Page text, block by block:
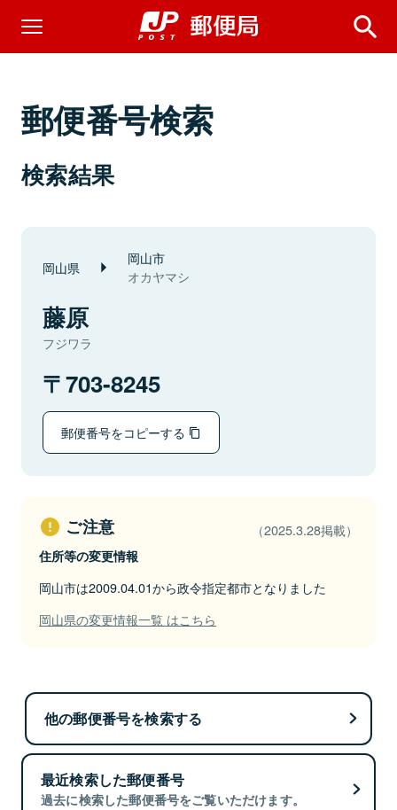
郵便番号検索
検索結果
岡山県 岡山市
オカヤマシ
藤原
フジワラ
703-8245
郵便番号をコピーする
ご注意 （2025.3.28掲載）
住所等の変更情報
岡山市は2009.04.01から政令指定都市となりました
岡山県の変更情報一覧 はこちら
他の郵便番号を検索する
最近検索した郵便番号
過去に検索した郵便番号をご覧いただけます。